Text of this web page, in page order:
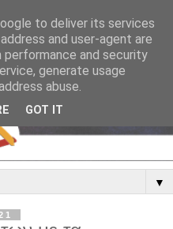
▼
to deliver its services
and user-agent are
performance and security
generate usage
abuse.
GOT IT